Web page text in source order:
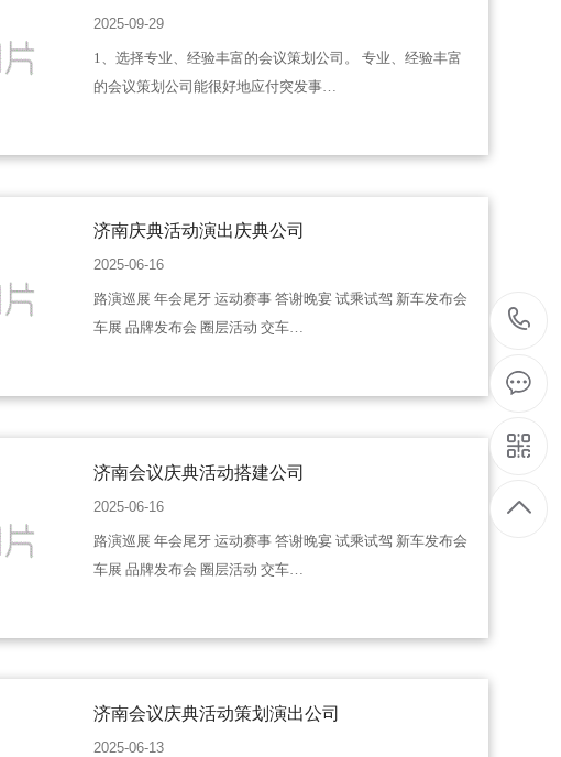
2025-09-29
1、选择专业、经验丰富的会议策划公司。 专业、经验丰富
的会议策划公司能很好地应付突发事…
济南庆典活动演出庆典公司
2025-06-16
路演巡展 年会尾牙 运动赛事 答谢晚宴 试乘试驾 新车发布会
车展 品牌发布会 圈层活动 交车…
济南会议庆典活动搭建公司
2025-06-16
路演巡展 年会尾牙 运动赛事 答谢晚宴 试乘试驾 新车发布会
车展 品牌发布会 圈层活动 交车…
济南会议庆典活动策划演出公司
2025-06-13